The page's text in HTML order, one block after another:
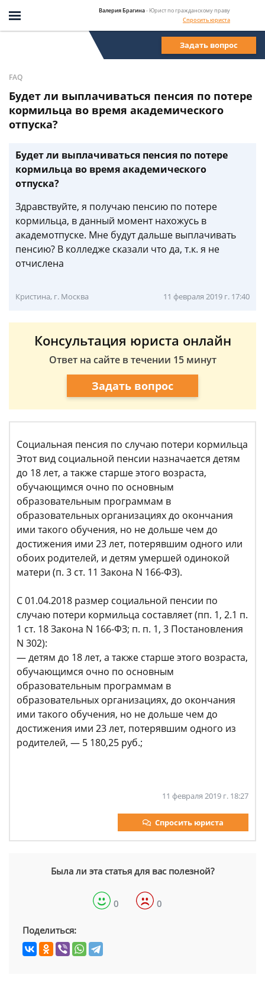
Валерия Брагина- Юрист по гражданскому праву
Спросить юриста
Задать вопрос
FAQ
Будет ли выплачиваться пенсия по потере
кормильца во время академического
отпуска?
Будет ли выплачиваться пенсия по потере
кормильца во время академического
отпуска?
Здравствуйте, я получаю пенсию по потере
кормильца, в данный момент нахожусь в
академотпуске. Мне будут дальше выплачивать
пенсию? В колледже сказали что да, т.к. я не
отчислена
Кристина, г. Москва 11 февраля 2019 г. 17:40
Консультация юриста онлайн
Ответ на сайте в течении 15 минут
Задать вопрос
Социальная пенсия по случаю потери кормильца
Этот вид социальной пенсии назначается детям
до 18 лет, а также старше этого возраста,
обучающимся очно по основным
образовательным программам в
образовательных организациях до окончания
ими такого обучения, но не дольше чем до
достижения ими 23 лет, потерявшим одного или
обоих родителей, и детям умершей одинокой
матери (п. 3 ст. 11 Закона N 166-ФЗ).
С 01.04.2018 размер социальной пенсии по
случаю потери кормильца составляет (пп. 1, 2.1 п.
1 ст. 18 Закона N 166-ФЗ; п. п. 1, 3 Постановления
N 302):
— детям до 18 лет, а также старше этого возраста,
обучающимся очно по основным
образовательным программам в
образовательных организациях, до окончания
ими такого обучения, но не дольше чем до
достижения ими 23 лет, потерявшим одного из
родителей, — 5 180,25 руб.;
11 февраля 2019 г. 18:27
Спросить юриста
Была ли эта статья для вас полезной?
0 0
Поделиться: